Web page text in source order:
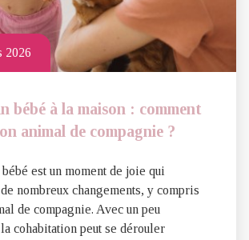
2026
bébé à la maison : comment
animal de compagnie ?
est un moment de joie qui
nombreux changements, y compris
de compagnie. Avec un peu
cohabitation peut se dérouler